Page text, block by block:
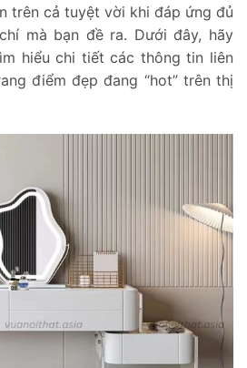
trên cả tuyệt vời khi đáp ứng đủ
mà bạn đề ra. Dưới đây, hãy
hiểu chi tiết các thông tin liên
điểm đẹp đang “hot” trên thị